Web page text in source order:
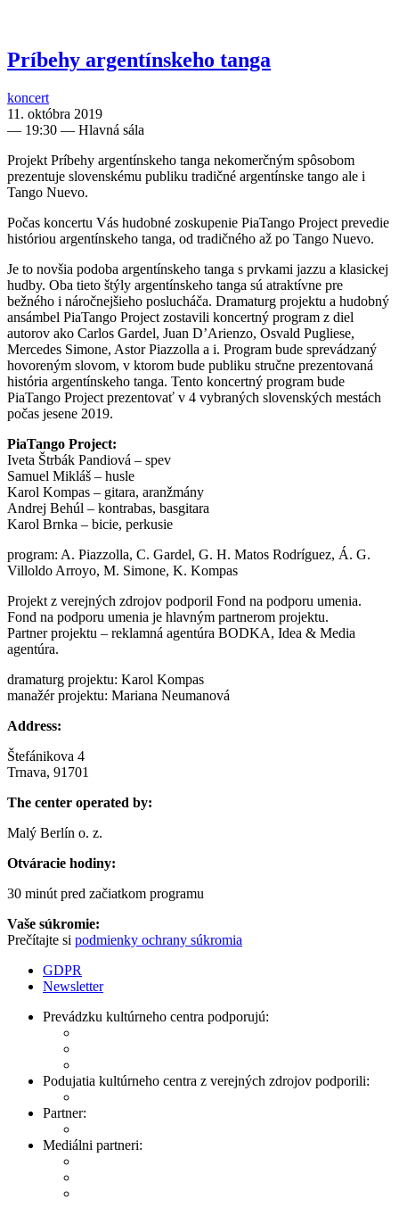
Príbehy argentínskeho tanga
koncert
11. októbra 2019
— 19:30 — Hlavná sála
Projekt Príbehy argentínskeho tanga nekomerčným spôsobom
prezentuje slovenskému publiku tradičné argentínske tango ale i
Tango Nuevo.
Počas koncertu Vás hudobné zoskupenie PiaTango Project prevedie
históriou argentínskeho tanga, od tradičného až po Tango Nuevo.
Je to novšia podoba argentínskeho tanga s prvkami jazzu a klasickej
hudby. Oba tieto štýly argentínskeho tanga sú atraktívne pre
bežného i náročnejšieho poslucháča. Dramaturg projektu a hudobný
ansámbel PiaTango Project zostavili koncertný program z diel
autorov ako Carlos Gardel, Juan D’Arienzo, Osvald Pugliese,
Mercedes Simone, Astor Piazzolla a i. Program bude sprevádzaný
hovoreným slovom, v ktorom bude publiku stručne prezentovaná
história argentínskeho tanga. Tento koncertný program bude
PiaTango Project prezentovať v 4 vybraných slovenských mestách
počas jesene 2019.
PiaTango Project:
Iveta Štrbák Pandiová – spev
Samuel Mikláš – husle
Karol Kompas – gitara, aranžmány
Andrej Behúl – kontrabas, basgitara
Karol Brnka – bicie, perkusie
program: A. Piazzolla, C. Gardel, G. H. Matos Rodríguez, Á. G.
Villoldo Arroyo, M. Simone, K. Kompas
Projekt z verejných zdrojov podporil Fond na podporu umenia.
Fond na podporu umenia je hlavným partnerom projektu.
Partner projektu – reklamná agentúra BODKA, Idea & Media
agentúra.
dramaturg projektu: Karol Kompas
manažér projektu: Mariana Neumanová
Address:
Štefánikova 4
Trnava, 91701
The center operated by:
Malý Berlín o. z.
Otváracie hodiny:
30 minút pred začiatkom programu
Vaše súkromie:
Prečítajte si podmienky ochrany súkromia
GDPR
Newsletter
Prevádzku kultúrneho centra podporujú:
Podujatia kultúrneho centra z verejných zdrojov podporili:
Partner:
Mediálni partneri: